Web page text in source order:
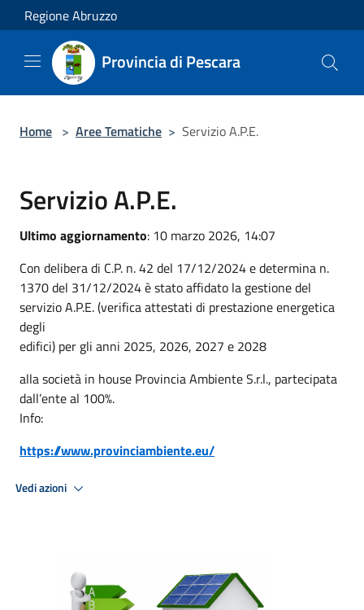
Salta al contenuto principale
Regione Abruzzo
Provincia di Pescara
Home > Aree Tematiche > Servizio A.P.E.
Servizio A.P.E.
Ultimo aggiornamento: 10 marzo 2026, 14:07
Con delibera di C.P. n. 42 del 17/12/2024 e determina n.
1370 del 31/12/2024 è stato affidato la gestione del
servizio A.P.E. (verifica attestati di prestazione energetica
degli
edifici) per gli anni 2025, 2026, 2027 e 2028
alla società in house Provincia Ambiente S.r.l., partecipata
dall’ente al 100%.
Info:
https://www.provinciambiente.eu/
Vedi azioni